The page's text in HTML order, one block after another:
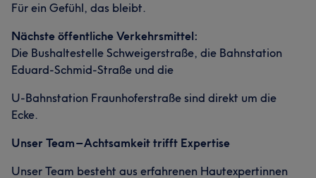
Für ein Gefühl, das bleibt.
Nächste öffentliche Verkehrsmittel:
Die Bushaltestelle Schweigerstraße, die Bahnstation
Eduard-Schmid-Straße und die
U-Bahnstation Fraunhoferstraße sind direkt um die
Ecke.
Unser Team – Achtsamkeit trifft Expertise
Unser Team besteht aus erfahrenen Hautexpertinnen